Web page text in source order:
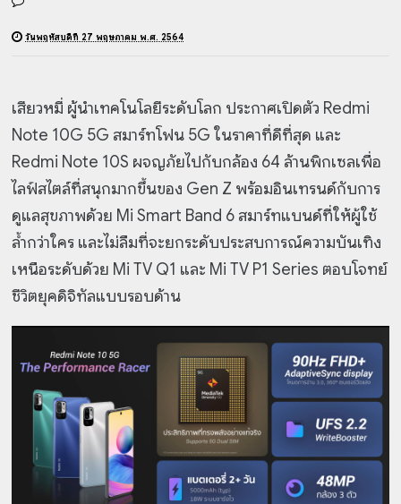
วันพฤหัสบดีที่ 27 พฤษภาคม พ.ศ. 2564
เสียวหมี่ ผู้นำเทคโนโลยีระดับโลก ประกาศเปิดตัว Redmi
Note 10G 5G สมาร์ทโฟน 5G ในราคาที่ดีที่สุด และ
Redmi Note 10S ผจญภัยไปกับกล้อง 64 ล้านพิกเซลเพื่อ
ไลฟ์สไตล์ที่สนุกมากขึ้นของ Gen Z พร้อมอินเทรนด์กับการ
ดูแลสุขภาพด้วย Mi Smart Band 6 สมาร์ทแบนด์ที่ให้ผู้ใช้
ล้ำกว่าใคร และไม่ลืมที่จะยกระดับประสบการณ์ความบันเทิง
เหนือระดับด้วย Mi TV Q1 และ Mi TV P1 Series ตอบโจทย์
ชีวิตยุคดิจิทัลแบบรอบด้าน